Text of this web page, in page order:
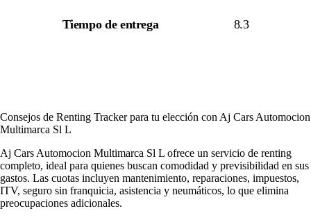
Tiempo de entrega 8.3
Consejos de Renting Tracker para tu elección con Aj Cars Automocion
Multimarca Sl L
Aj Cars Automocion Multimarca Sl L ofrece un servicio de renting
completo, ideal para quienes buscan comodidad y previsibilidad en sus
gastos. Las cuotas incluyen mantenimiento, reparaciones, impuestos,
ITV, seguro sin franquicia, asistencia y neumáticos, lo que elimina
preocupaciones adicionales.